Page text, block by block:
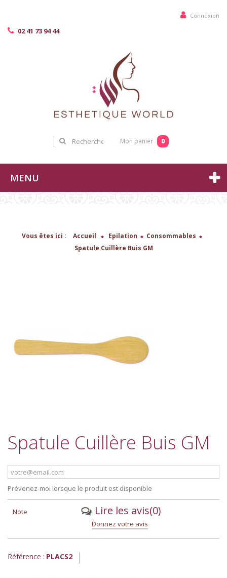
Connexion
02 41 73 94 44
Mon panier 0
MENU
Vous êtes ici : Accueil > Epilation > Consommables >
Spatule Cuillère Buis GM
Spatule Cuillère Buis GM
Prévenez-moi lorsque le produit est disponible
Note Lire les avis(0)
Donnez votre avis
Référence : PLACS2